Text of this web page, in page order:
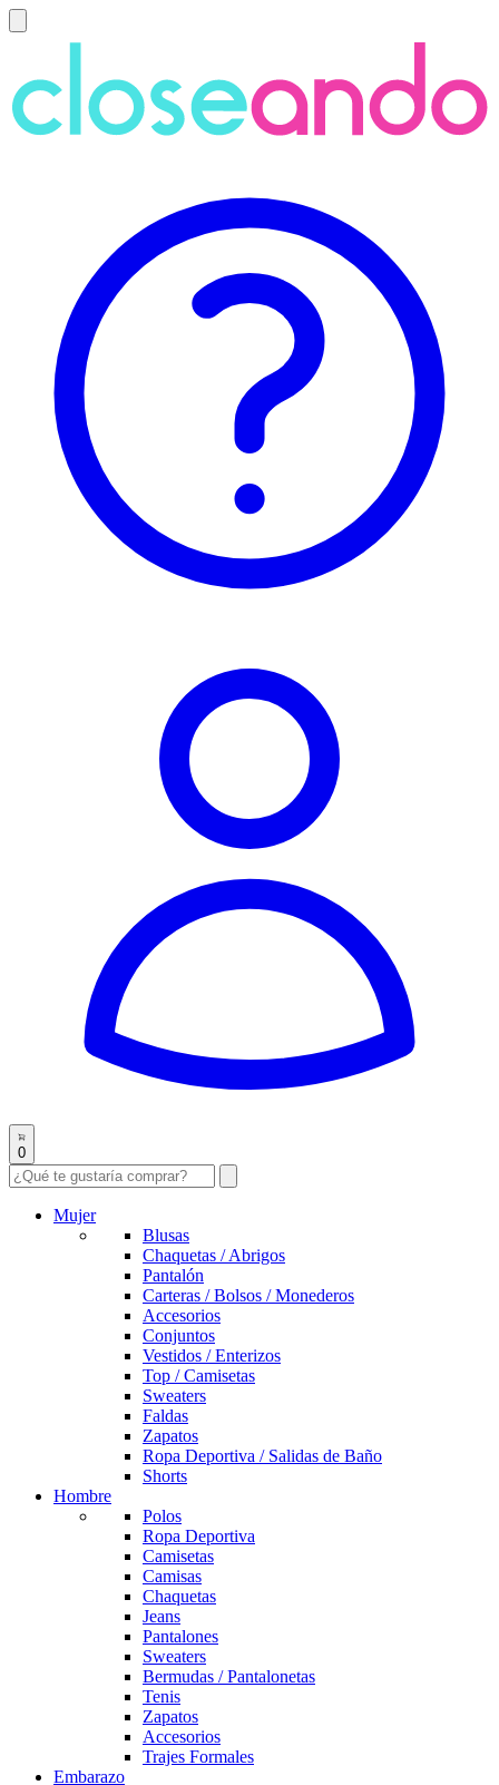
0
Mujer
Blusas
Chaquetas / Abrigos
Pantalón
Carteras / Bolsos / Monederos
Accesorios
Conjuntos
Vestidos / Enterizos
Top / Camisetas
Sweaters
Faldas
Zapatos
Ropa Deportiva / Salidas de Baño
Shorts
Hombre
Polos
Ropa Deportiva
Camisetas
Camisas
Chaquetas
Jeans
Pantalones
Sweaters
Bermudas / Pantalonetas
Tenis
Zapatos
Accesorios
Trajes Formales
Embarazo